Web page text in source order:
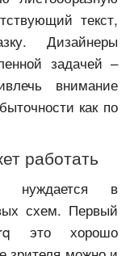
текст,
Дизайнеры
задачей –
внимание
как по
работать
нуждается в
схем. Первый
это хорошо